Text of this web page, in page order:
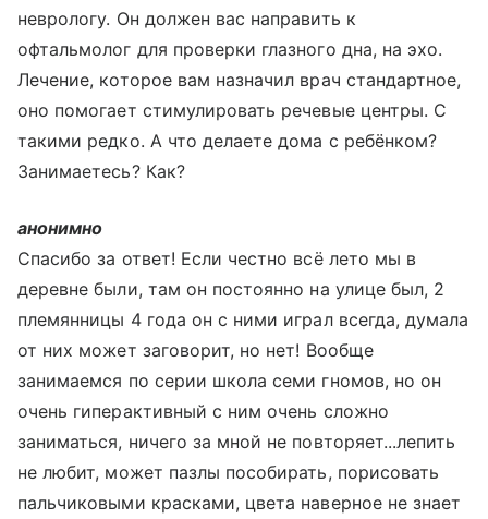
неврологу. Он должен вас направить к
офтальмолог для проверки глазного дна, на эхо.
Лечение, которое вам назначил врач стандартное,
оно помогает стимулировать речевые центры. С
такими редко. А что делаете дома с ребёнком?
Занимаетесь? Как?
анонимно
Спасибо за ответ! Если честно всё лето мы в
деревне были, там он постоянно на улице был, 2
племянницы 4 года он с ними играл всегда, думала
от них может заговорит, но нет! Вообще
занимаемся по серии школа семи гномов, но он
очень гиперактивный с ним очень сложно
заниматься, ничего за мной не повторяет...лепить
не любит, может пазлы пособирать, порисовать
пальчиковыми красками, цвета наверное не знает